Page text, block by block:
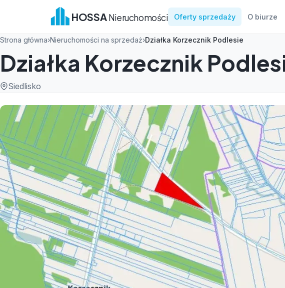
HOSSANieruchomości Oferty sprzedaży O biurze
Strona główna›Nieruchomości na sprzedaż›Działka Korzecznik Podlesie
Działka Korzecznik
Siedlisko